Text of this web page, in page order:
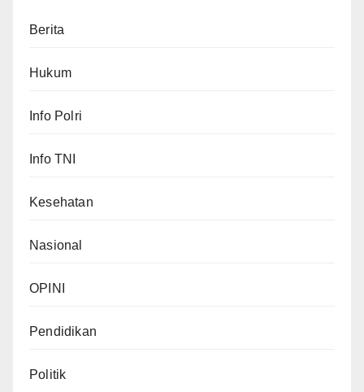
Berita
Hukum
Info Polri
Info TNI
Kesehatan
Nasional
OPINI
Pendidikan
Politik